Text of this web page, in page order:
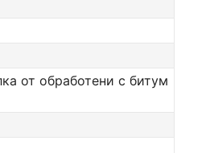
от обработени с битум